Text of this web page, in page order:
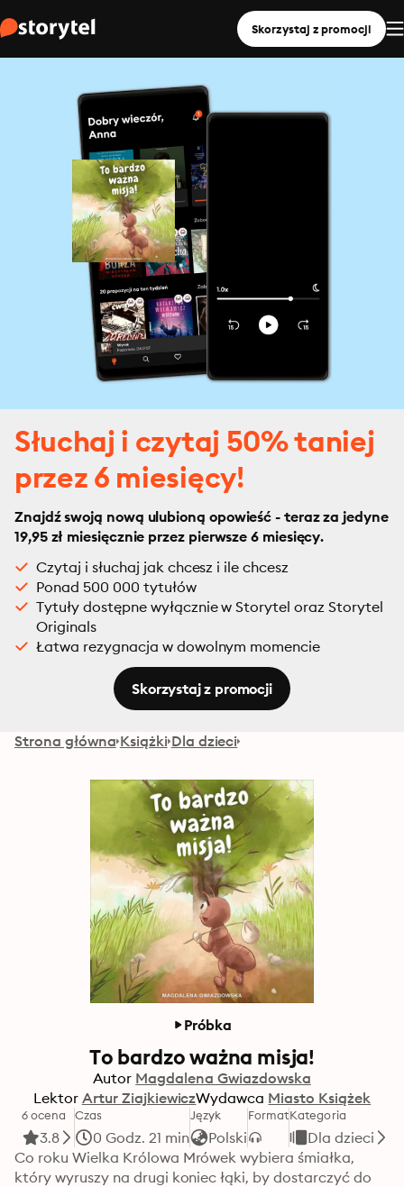
Skorzystaj z promocji
Słuchaj i czytaj 50% taniej
przez 6 miesięcy!
Znajdź swoją nową ulubioną opowieść - teraz za jedyne
19,95 zł miesięcznie przez pierwsze 6 miesięcy.
Czytaj i słuchaj jak chcesz i ile chcesz
Ponad 500 000 tytułów
Tytuły dostępne wyłącznie w Storytel oraz Storytel
Originals
Łatwa rezygnacja w dowolnym momencie
Skorzystaj z promocji
Strona główna Książki Dla dzieci
Próbka
To bardzo ważna misja!
Autor Magdalena Gwiazdowska
Lektor Artur ZiajkiewiczWydawca Miasto Książek
6 ocena
3.8
Czas
0 Godz. 21 min
Język
Polski
FormatKategoria
Dla dzieci
Co roku Wielka Królowa Mrówek wybiera śmiałka,
który wyruszy na drugi koniec łąki, by dostarczyć do